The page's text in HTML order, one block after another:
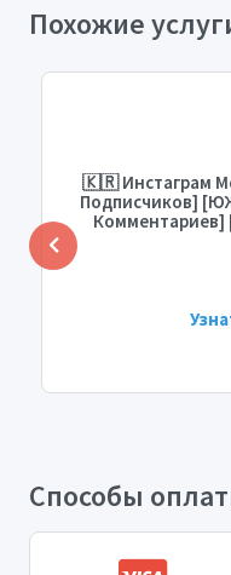
Похожие
🇰🇷 Инстаграм
Подписчиков]
Комментариев]
[Максимум:
Способы